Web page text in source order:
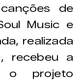
de
Music e
realizada
recebeu a
o projeto